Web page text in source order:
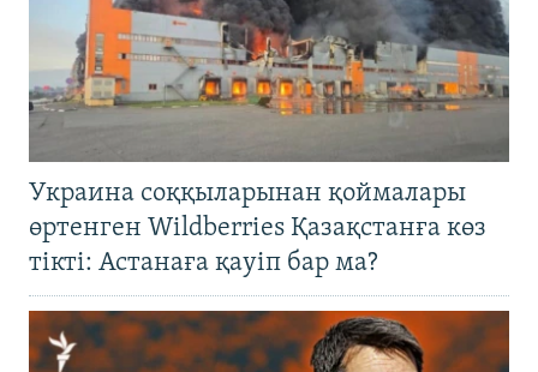
Украина соққыларынан қоймалары
өртенген Wildberries Қазақстанға көз
тікті: Астанаға қауіп бар ма?